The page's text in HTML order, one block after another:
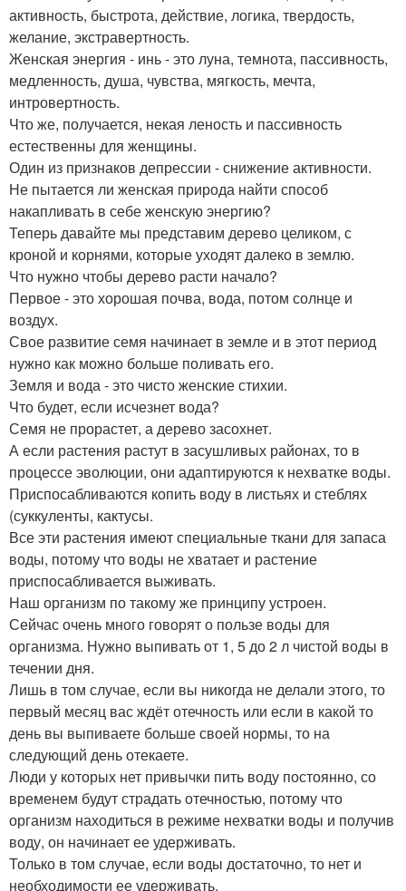
активность, быстрота, действие, логика, твердость,
желание, экстравертность.
Женская энергия - инь - это луна, темнота, пассивность,
медленность, душа, чувства, мягкость, мечта,
интровертность.
Что же, получается, некая леность и пассивность
естественны для женщины.
Один из признаков депрессии - снижение активности.
Не пытается ли женская природа найти способ
накапливать в себе женскую энергию?
Теперь давайте мы представим дерево целиком, с
кроной и корнями, которые уходят далеко в землю.
Что нужно чтобы дерево расти начало?
Первое - это хорошая почва, вода, потом солнце и
воздух.
Свое развитие семя начинает в земле и в этот период
нужно как можно больше поливать его.
Земля и вода - это чисто женские стихии.
Что будет, если исчезнет вода?
Семя не прорастет, а дерево засохнет.
А если растения растут в засушливых районах, то в
процессе эволюции, они адаптируются к нехватке воды.
Приспосабливаются копить воду в листьях и стеблях
(суккуленты, кактусы.
Все эти растения имеют специальные ткани для запаса
воды, потому что воды не хватает и растение
приспосабливается выживать.
Наш организм по такому же принципу устроен.
Сейчас очень много говорят о пользе воды для
организма. Нужно выпивать от 1, 5 до 2 л чистой воды в
течении дня.
Лишь в том случае, если вы никогда не делали этого, то
первый месяц вас ждёт отечность или если в какой то
день вы выпиваете больше своей нормы, то на
следующий день отекаете.
Люди у которых нет привычки пить воду постоянно, со
временем будут страдать отечностью, потому что
организм находиться в режиме нехватки воды и получив
воду, он начинает ее удерживать.
Только в том случае, если воды достаточно, то нет и
необходимости ее удерживать.